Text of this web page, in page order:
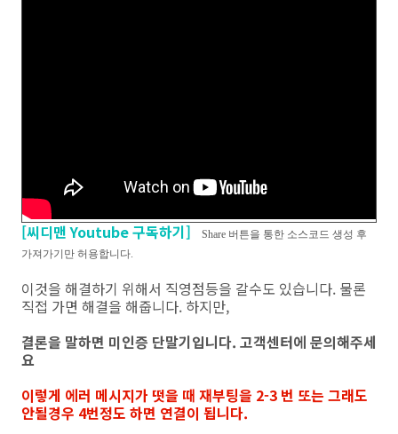
[씨디맨 Youtube 구독하기]
Share 버튼을 통한 소스코드 생성 후
가져가기만 허용합니다.
이것을 해결하기 위해서 직영점등을 갈수도 있습니다. 물론
직접 가면 해결을 해줍니다. 하지만,
결론을 말하면 미인증 단말기입니다. 고객센터에 문의해주세
요
이렇게 에러 메시지가 떳을 때 재부팅을 2-3 번 또는 그래도
안될경우 4번정도 하면 연결이 됩니다.